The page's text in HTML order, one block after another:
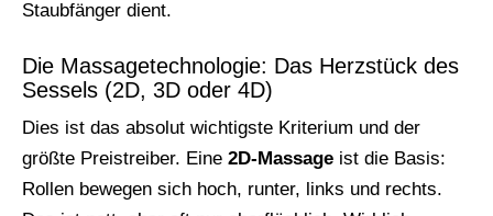
Staubfänger dient.
Die Massagetechnologie: Das Herzstück des
Sessels (2D, 3D oder 4D)
Dies ist das absolut wichtigste Kriterium und der
größte Preistreiber. Eine 2D-Massage ist die Basis:
Rollen bewegen sich hoch, runter, links und rechts.